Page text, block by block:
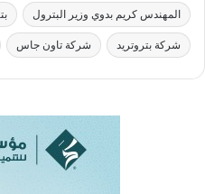
المهندس كريم بدوي وزير البترول
شركة بتروتريد شركة تاون جاس